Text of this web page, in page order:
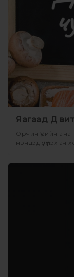
Яагаад Д
Орчин үеийн
мэндэд үзүүлэх